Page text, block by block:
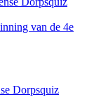
van de 4e
Dorpsquiz